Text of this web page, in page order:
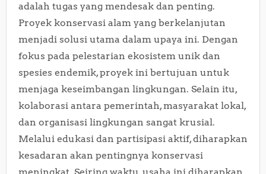
adalah tugas yang mendesak dan penting.
Proyek konservasi alam yang berkelanjutan
menjadi solusi utama dalam upaya ini. Dengan
fokus pada pelestarian ekosistem unik dan
spesies endemik, proyek ini bertujuan untuk
menjaga keseimbangan lingkungan. Selain itu,
kolaborasi antara pemerintah, masyarakat lokal,
dan organisasi lingkungan sangat krusial.
Melalui edukasi dan partisipasi aktif, diharapkan
kesadaran akan pentingnya konservasi